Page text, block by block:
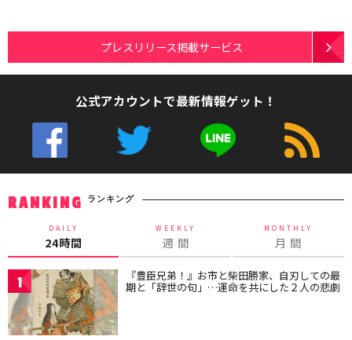
プレスリリース掲載サービス
公式アカウントで最新情報ゲット！
RANKING ランキング
DAILY
24時間
WEEKLY
週 間
MONTHLY
月 間
1 『豊臣兄弟！』お市と柴田勝家、自刃しての最
期と「辞世の句」…運命を共にした２人の悲劇